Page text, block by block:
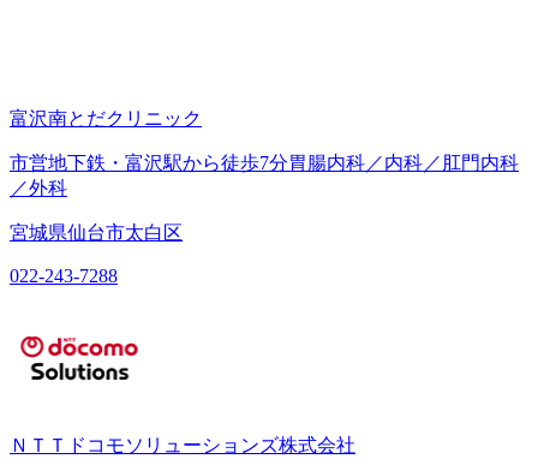
富沢南とだクリニック
市営地下鉄・富沢駅から徒歩7分胃腸内科／内科／肛門内科
／外科
宮城県仙台市太白区
022-243-7288
ＮＴＴドコモソリューションズ株式会社